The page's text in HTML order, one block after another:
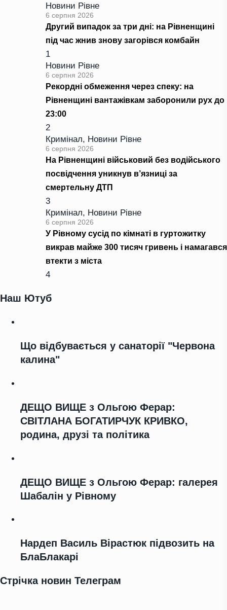
Новини Рівне
6 серпня 2026
Другий випадок за три дні: на Рівненщині
під час жнив знову загорівся комбайн
1
Новини Рівне
6 серпня 2026
Рекордні обмеження через спеку: на
Рівненщині вантажівкам заборонили рух до
23:00
2
Кримінал, Новини Рівне
6 серпня 2026
На Рівненщині військовий без водійського
посвідчення уникнув в’язниці за
смертельну ДТП
3
Кримінал, Новини Рівне
6 серпня 2026
У Рівному сусід по кімнаті в гуртожитку
викрав майже 300 тисяч гривень і намагався
втекти з міста
4
Наш Ютуб
Що відбувається у санаторії "Червона
калина"
ДЕЩО ВИЩЕ з Ольгою Ферар:
СВІТЛАНА БОГАТИРЧУК КРИВКО,
родина, друзі та політика
ДЕЩО ВИЩЕ з Ольгою Ферар: галерея
Шабалін у Рівному
Нардеп Василь Вірастюк підвозить на
БлаБлакарі
Стрічка новин Телеграм